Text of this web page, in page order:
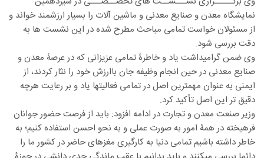
نمایشگاه معدن و صنایع معدنی و ماشین آلات را بسیار ارزشمند خواند و
از مسئولان خواست تمامی مباحث مطرح شده در این نشست ها به
دقت بررسی شود.
وی ضمن گرامیداشت یاد و خاطرۀ تمامی عزیزانی که در عرصۀ معدن و
صنایع معدنی در حین انجام وظیفه جان باارزش خود را نثار کردند، از
ایمنی به عنوان مهمترین اصل در تمامی فعالیتها یاد و بر رعایت هرچه
دقیق تر این اصل تأکید کرد.
وزیر صنعت معدن و تجارت در ادامه افزود: باید از فرصت حضور جوانان
فرهیخته در همۀ امور به صورت عملی و به نحو احسن استفاده کنیم؛ به
خاطر داشته باشیم تمامی دنیا به کارگیری مغزهای حاضر در کشور ما را